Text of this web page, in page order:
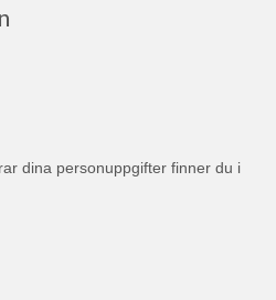
dina personuppgifter finner du i